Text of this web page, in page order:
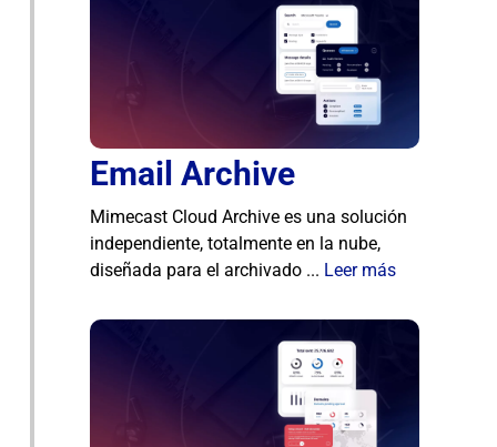
Email Archive
Mimecast Cloud Archive es una solución
independiente, totalmente en la nube,
diseñada para el archivado ... Leer más